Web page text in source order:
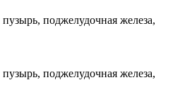
поджелудочная железа,
поджелудочная железа,